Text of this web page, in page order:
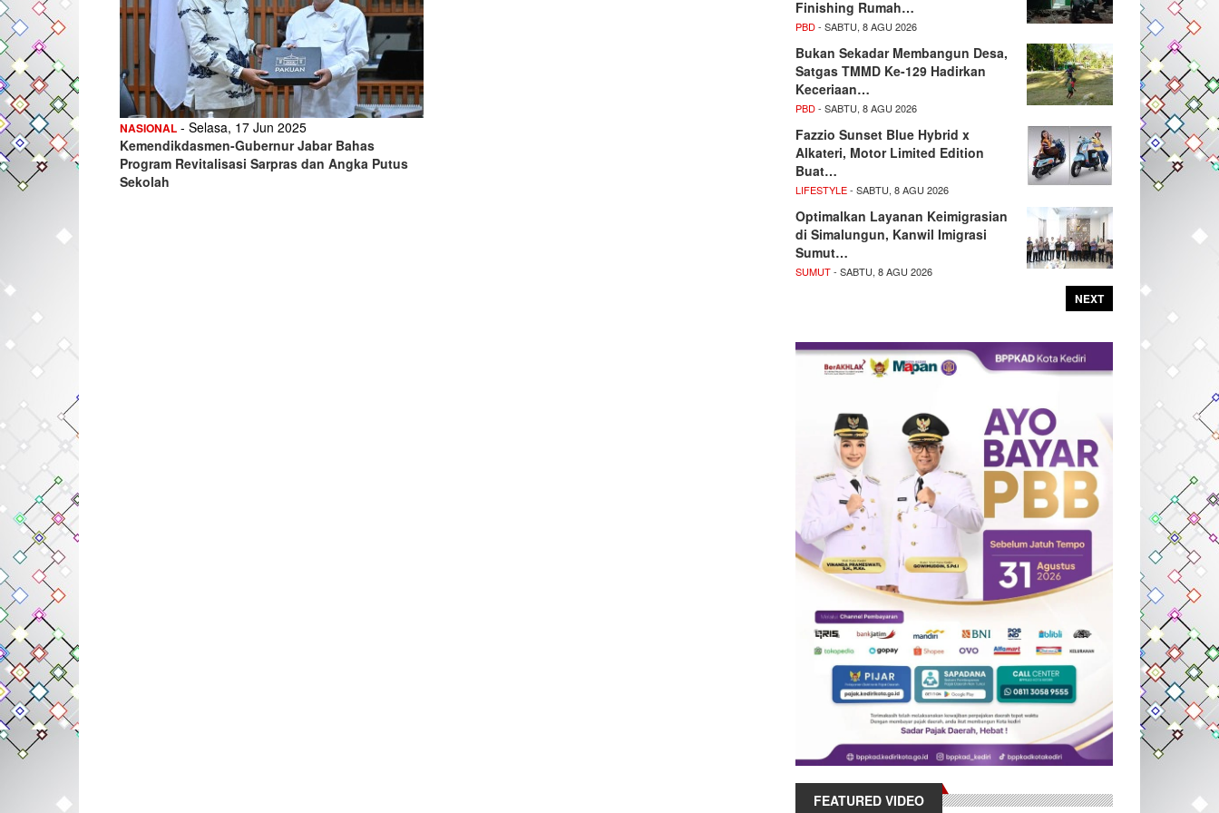
NASIONAL - Selasa, 17 Jun 2025
Kemendikdasmen-Gubernur Jabar Bahas
Program Revitalisasi Sarpras dan Angka Putus
Sekolah
Finishing Rumah…
PBD- SABTU, 8 AGU 2026
Bukan Sekadar Membangun Desa,
Satgas TMMD Ke-129 Hadirkan
Keceriaan…
PBD- SABTU, 8 AGU 2026
Fazzio Sunset Blue Hybrid x
Alkateri, Motor Limited Edition
Buat…
LIFESTYLE- SABTU, 8 AGU 2026
Optimalkan Layanan Keimigrasian
di Simalungun, Kanwil Imigrasi
Sumut…
SUMUT- SABTU, 8 AGU 2026
NEXT
FEATURED VIDEO